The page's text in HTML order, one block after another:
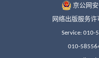
京公网
网络出版服务
Service: 010-
010-